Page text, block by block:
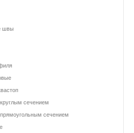
швы
сечением
сечением